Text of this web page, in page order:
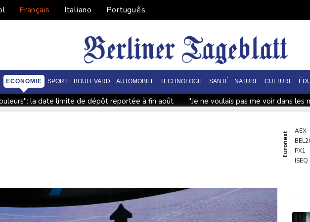
Français Italiano Português
ECONOMIE SPORT BOULEVARD AUTOMOBILE TECHNOLOGIE SANTÉ NATURE CULTURE
la date limite de dépôt reportée à fin août
"Je ne voulais pas me voir dans
Colombie: le président de la
Colombie: le président de la
De la Espriella, un millionnaire pro-
Euronext AEX
PX1
ISEQ
N150